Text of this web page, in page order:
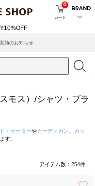
カート
0
BRAND
施のお知らせ
止について
モス）/シャツ・ブラ
・セーターやカーディガン
カッ
す。
アイテム数： 254件